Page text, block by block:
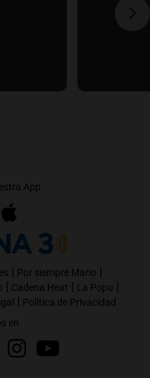
App
| Por siempre Mario |
| Cadena Heat | La Popu |
| Política de Privacidad
en